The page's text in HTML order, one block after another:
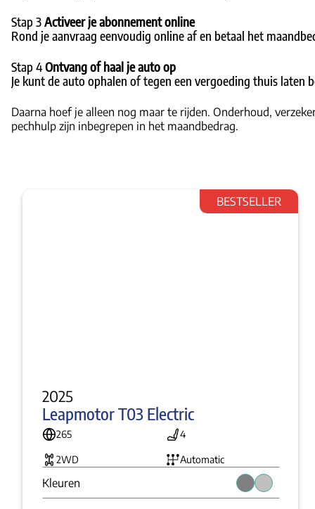
Stap 3Activeer je abonnement online
Rond je aanvraag eenvoudig online af en betaal het
Stap 4Ontvang of haal je auto op
Je kunt de auto ophalen of tegen een vergoeding thuis laten
Daarna hoef je alleen nog maar te rijden. Onderhoud,
pechhulp zijn inbegrepen in het maandbedrag.
BESTSELLER
2025
Leapmotor T03 Electric
265 4
2WD Automatic
Kleuren